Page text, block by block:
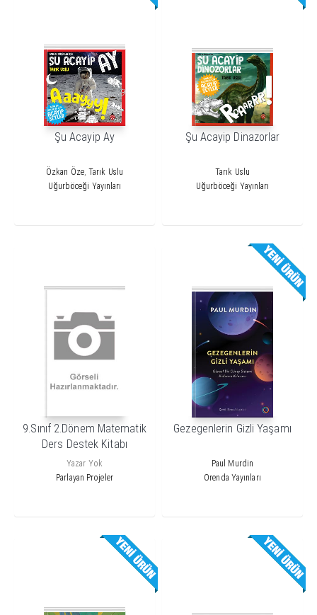
Şu Acayip Ay
Özkan Öze,Tarık Uslu
Uğurböceği Yayınları
Şu Acayip Dinazorlar
Tarık Uslu
Uğurböceği Yayınları
9.Sınıf 2.Dönem Matematik
Ders Destek Kitabı
Yazar Yok
Parlayan Projeler
Gezegenlerin Gizli Yaşamı
Paul Murdin
Orenda Yayınları